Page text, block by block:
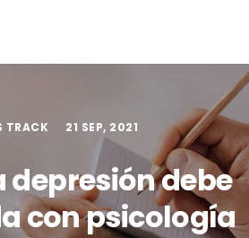
TRACK 21 SEP, 2021
depresión debe
con psicología